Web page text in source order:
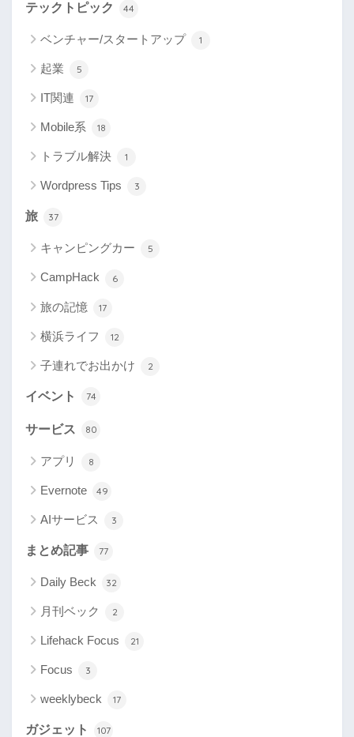
テックトピック 44
ベンチャー/スタートアップ 1
起業 5
IT関連 17
Mobile系 18
トラブル解決 1
Wordpress Tips 3
旅 37
キャンピングカー 5
CampHack 6
旅の記憶 17
横浜ライフ 12
子連れでお出かけ 2
イベント 74
サービス 80
アプリ 8
Evernote 49
AIサービス 3
まとめ記事 77
Daily Beck 32
月刊ベック 2
Lifehack Focus 21
Focus 3
weeklybeck 17
ガジェット 107